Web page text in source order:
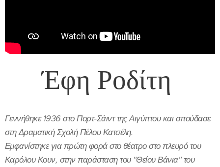
Έφη Ροδίτη
Γεννήθηκε 1936 στο Πορτ-Σάιντ της Αιγύπτου και σπούδασε
στη Δραματική Σχολή Πέλου Κατσέλη.
Εμφανίστηκε για πρώτη φορά στο θέατρο στο πλευρό του
Καρόλου Κουν, στην παράσταση του "Θείου Βάνια" του